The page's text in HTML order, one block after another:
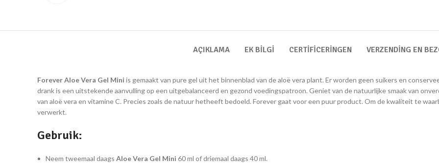
AÇIKLAMA EK BILGI CERTIFICERINGEN VERZENDING EN
Forever Aloe Vera Gel Mini is gemaakt van pure gel uit het binnenblad van de aloë vera plant. Er worden geen suikers en
drank is een uitstekende aanvulling op een uitgebalanceerd en gezond voedingspatroon. Geniet van de natuurlijke smaak van
van aloë vera en vitamine C. Precies zoals de natuur hetheeft bedoeld. Forever gaat voor een puur product. Om de kwaliteit te
verwerkt.
Gebruik:
Neem tweemaal daags Aloe Vera Gel Mini 60 ml of driemaal daags 40 ml.